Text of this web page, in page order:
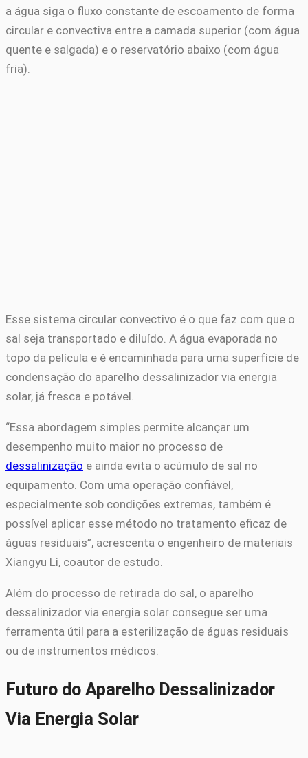
a água siga o fluxo constante de escoamento de forma
circular e convectiva entre a camada superior (com água
quente e salgada) e o reservatório abaixo (com água
fria).
Esse sistema circular convectivo é o que faz com que o
sal seja transportado e diluído. A água evaporada no
topo da película e é encaminhada para uma superfície de
condensação do aparelho dessalinizador via energia
solar, já fresca e potável.
“Essa abordagem simples permite alcançar um
desempenho muito maior no processo de
dessalinização e ainda evita o acúmulo de sal no
equipamento. Com uma operação confiável,
especialmente sob condições extremas, também é
possível aplicar esse método no tratamento eficaz de
águas residuais”, acrescenta o engenheiro de materiais
Xiangyu Li, coautor de estudo.
Além do processo de retirada do sal, o aparelho
dessalinizador via energia solar consegue ser uma
ferramenta útil para a esterilização de águas residuais
ou de instrumentos médicos.
Futuro do Aparelho Dessalinizador
Via Energia Solar